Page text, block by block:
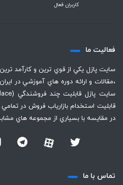
کاربران فعال
فعاليت ما
سايت پازل يكي از قوي ترين و كارآمد
،‌مقالات و ارائه دوره هاي آموزشي در
قابليت استخدام بازارياب فروش در
در مقايسه با بسياري از مجموعه هاي
تماس با ما